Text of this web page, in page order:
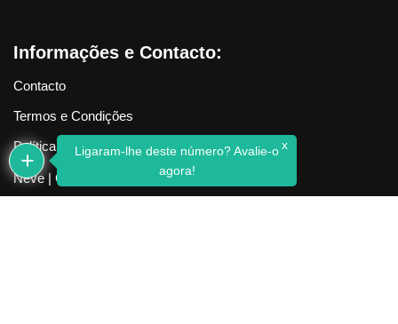
Informações e Contacto:
Contacto
Termos e Condições
Política de Privacidade
Neve| Criado com WordPress
Ligaram-lhe deste número? Avalie-o
agora!
x